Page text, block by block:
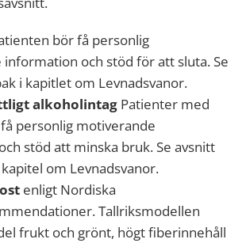
bör få personlig
och stöd för att sluta. Se
i kapitlet om Levnadsvanor.
alkoholintag Patienter med
personlig motiverande
stöd att minska bruk. Se avsnitt
om Levnadsvanor.
enligt Nordiska
Tallriksmodellen
frukt och grönt, högt fiberinnehåll